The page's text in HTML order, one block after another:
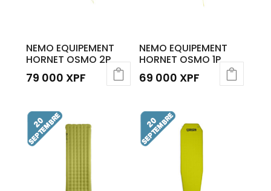
NEMO EQUIPEMENT
HORNET OSMO 2P
79 000 XPF
NEMO EQUIPEMENT
HORNET OSMO 1P
69 000 XPF